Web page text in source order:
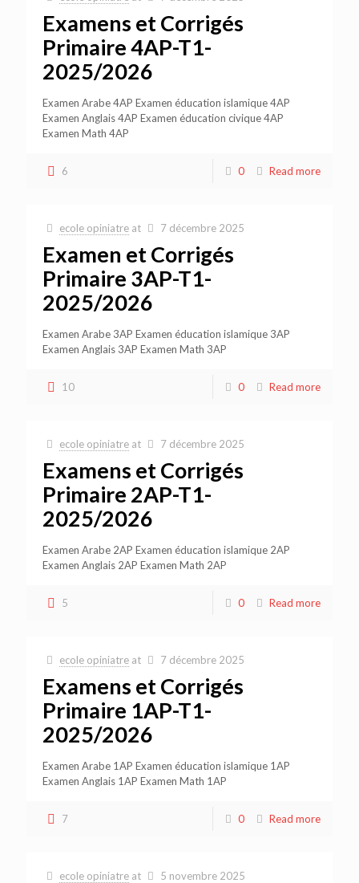
Examens et Corrigés
Primaire 4AP-T1-
2025/2026
Examen Arabe 4AP Examen éducation islamique 4AP
Examen Anglais 4AP Examen éducation civique 4AP
Examen Math 4AP
6 0 Read more
ecole opiniatre at 7 décembre 2025
Examen et Corrigés
Primaire 3AP-T1-
2025/2026
Examen Arabe 3AP Examen éducation islamique 3AP
Examen Anglais 3AP Examen Math 3AP
10 0 Read more
ecole opiniatre at 7 décembre 2025
Examens et Corrigés
Primaire 2AP-T1-
2025/2026
Examen Arabe 2AP Examen éducation islamique 2AP
Examen Anglais 2AP Examen Math 2AP
5 0 Read more
ecole opiniatre at 7 décembre 2025
Examens et Corrigés
Primaire 1AP-T1-
2025/2026
Examen Arabe 1AP Examen éducation islamique 1AP
Examen Anglais 1AP Examen Math 1AP
7 0 Read more
ecole opiniatre at 5 novembre 2025